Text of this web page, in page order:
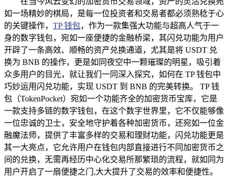
如一场精妙的棋局，是每一位投资者和交易者都必须熟稔于心
的关键操作， TP 钱包，作为一款集强大功能与超高人气于一
身的数字钱包，宛如一座便捷的金融桥梁，其闪兑功能为用户
开辟了一条高效、顺畅的资产兑换通道，尤其是将 USDT 兑
换为 BNB 的操作，更是如同夜空中一颗璀璨的明星，吸引着
众多用户的目光，就让我们一同深入探究，如何在 TP 钱包中
巧妙运用闪兑功能，实现 USDT 到 BNB 的完美转换。 TP 钱
包（TokenPocket）宛如一个功能齐全的加密货币宝库，它是
一款支持多链的数字钱包，在这个数字世界里，它不仅能够像
一位忠诚的卫士，安全地守护着各种加密货币，还宛如一位金
融魔法师，提供了丰富多样的交易和理财功能，闪兑功能更是
其一大亮点，它允许用户在钱包内部直接进行不同加密货币之
间的兑换，无需再经历中心化交易所那繁琐的流程，就如同为
用户开启了一扇便捷之门,大大提升了交易的效率和便捷性。